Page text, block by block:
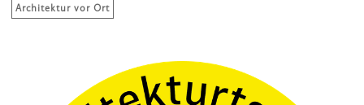
Architektur vor Ort